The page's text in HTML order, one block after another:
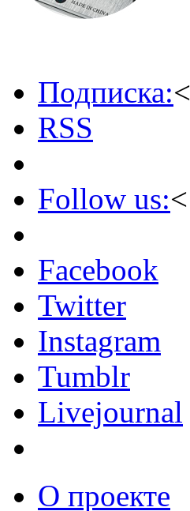
Подписка:<
RSS
Follow us:<
Facebook
Twitter
Instagram
Tumblr
Livejournal
О проекте